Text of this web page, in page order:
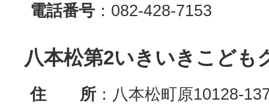
電話番号 ：082-428-7153
八本松第2いきいきこども
住 所 ：八本松町原10128-